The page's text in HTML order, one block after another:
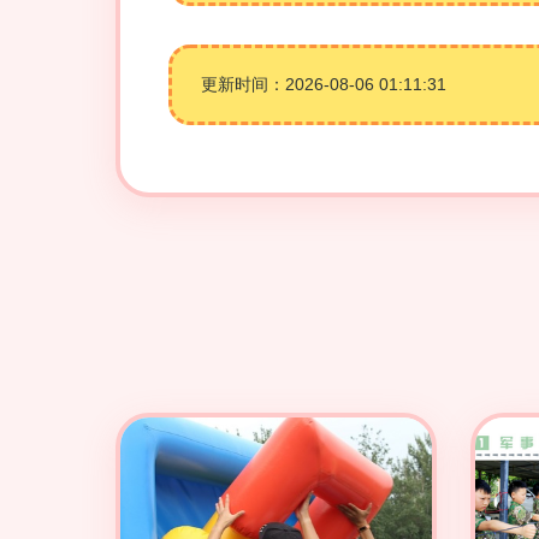
更新时间：2026-08-06 01:11:31